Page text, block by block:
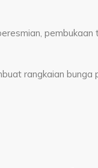
rangkaian